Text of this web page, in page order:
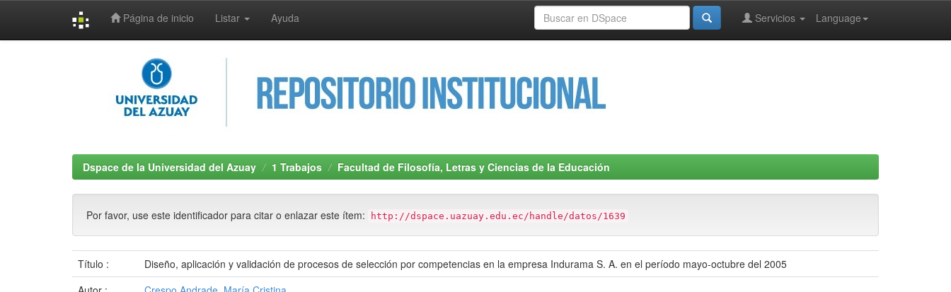
Página de inicio Listar Ayuda Language
Servicios
Dspace de la Universidad del Azuay 1 Trabajos Facultad de Filosofía, Letras y Ciencias de la Educación
Por favor, use este identificador para citar o enlazar este ítem: http://dspace.uazuay.edu.ec/handle/datos/1639
Título :
Diseño, aplicación y validación de procesos de selección por competencias en la empresa Indurama S. A. en el período mayo-octubre del 2005